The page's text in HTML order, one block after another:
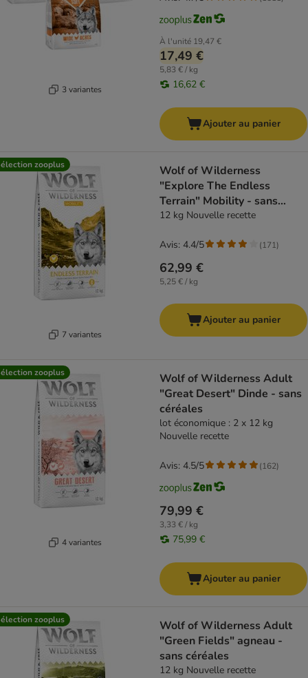
3 variantes
À l'unité 19,47 €
17,49 €
5,83 € / kg
16,62 €
Ajouter au panier
zooplus
7 variantes
Wolf of Wilderness
"Explore The Endless
Terrain" Mobility - sans
céréales
12 kg Nouvelle recette
62,99 €
5,25 € / kg
Avis: 4.4/5 (171)
Ajouter au panier
zooplus
4 variantes
Wolf of Wilderness Adult
"Great Desert" Dinde - sans
céréales
lot économique : 2 x 12 kg
Nouvelle recette
79,99 €
3,33 € / kg
75,99 €
Avis: 4.5/5 (162)
Ajouter au panier
zooplus
Wolf of Wilderness Adult
"Green Fields" agneau -
sans céréales
12 kg Nouvelle recette